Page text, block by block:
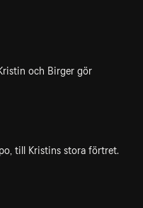
och Birger gör
till Kristins stora förtret.